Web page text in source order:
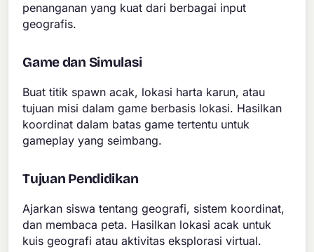
penanganan yang kuat dari berbagai input
geografis.
Game dan Simulasi
Buat titik spawn acak, lokasi harta karun, atau
tujuan misi dalam game berbasis lokasi. Hasilkan
koordinat dalam batas game tertentu untuk
gameplay yang seimbang.
Tujuan Pendidikan
Ajarkan siswa tentang geografi, sistem koordinat,
dan membaca peta. Hasilkan lokasi acak untuk
kuis geografi atau aktivitas eksplorasi virtual.